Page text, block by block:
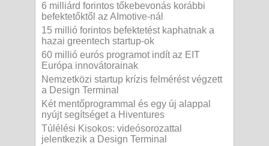
6 milliárd forintos tőkebevonás korábbi
befektetőktől az AImotive-nál
15 millió forintos befektetést kaphatnak a
hazai greentech startup-ok
60 millió eurós programot indít az EIT
Európa innovátorainak
Nemzetközi startup krízis felmérést végzett
a Design Terminal
Két mentőprogrammal és egy új alappal
nyújt segítséget a Hiventures
Túlélési Kisokos: videósorozattal
jelentkezik a Design Terminal